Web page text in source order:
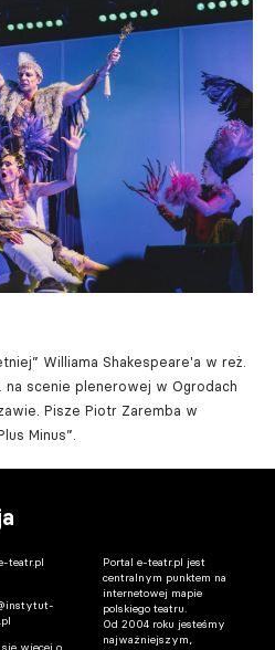
Williama Shakespeare'a w reż.
na scenie plenerowej w Ogrodach
Pisze Piotr Zaremba w
Minus”.
teatr.pl
Portal e-teatr.pl jest
centralnym punktem na
internetowej mapie
polskiego teatru.
Od 2004 roku jesteśmy
najważniejszym,